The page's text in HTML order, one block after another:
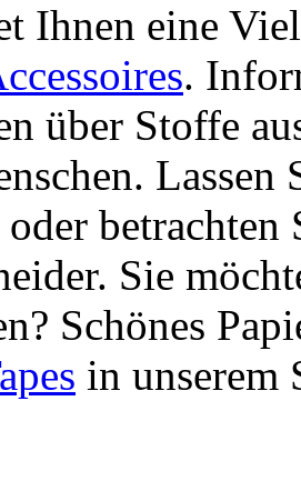
Ihnen eine
.
über Stoffe
betrachten
Sie
Schönes
in unserem